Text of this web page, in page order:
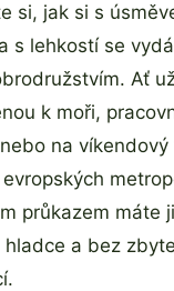
si, jak si s
s lehkostí se
Ať
k moři,
na
průkazem máte
hladce a bez